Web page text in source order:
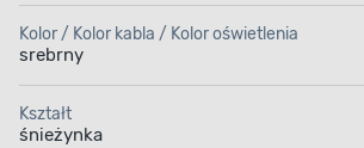
Kolor / Kolor kabla / Kolor oświetlenia
srebrny
Kształt
śnieżynka